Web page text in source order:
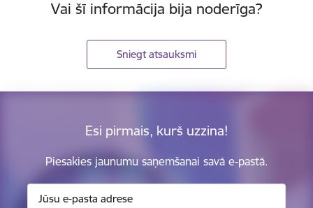
Vai šī informācija bija noderīga?
Sniegt atsauksmi
Esi pirmais, kurš uzzina!
Piesakies jaunumu saņemšanai savā e-pastā.